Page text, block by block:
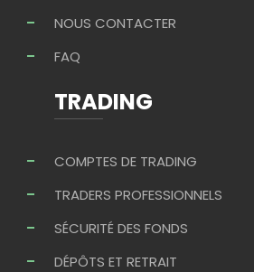
NOUS CONTACTER
FAQ
TRADING
COMPTES DE TRADING
TRADERS PROFESSIONNELS
SÉCURITÉ DES FONDS
DÉPÔTS ET RETRAIT